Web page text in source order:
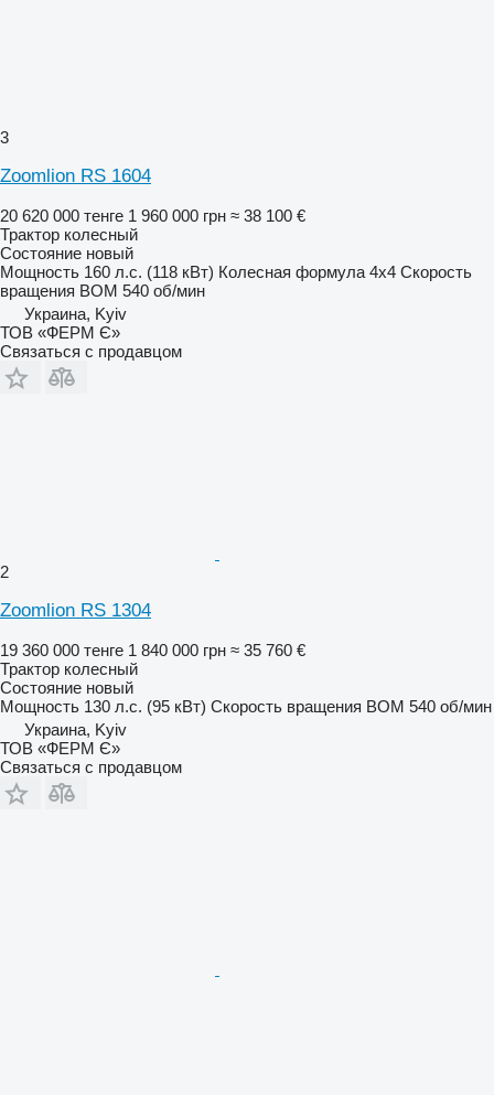
3
Zoomlion RS 1604
20 620 000 тенге 1 960 000 грн ≈ 38 100 €
Трактор колесный
Состояние новый
Мощность 160 л.с. (118 кВт) Колесная формула 4x4 Скорость
вращения ВОМ 540 об/мин
Украина, Kyiv
ТОВ «ФЕРМ Є»
Связаться с продавцом
2
Zoomlion RS 1304
19 360 000 тенге 1 840 000 грн ≈ 35 760 €
Трактор колесный
Состояние новый
Мощность 130 л.с. (95 кВт) Скорость вращения ВОМ 540 об/мин
Украина, Kyiv
ТОВ «ФЕРМ Є»
Связаться с продавцом